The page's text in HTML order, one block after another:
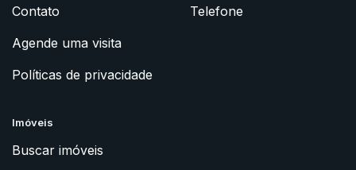
Contato
Agende uma visita
Políticas de privacidade
Telefone
Imóveis
Buscar imóveis